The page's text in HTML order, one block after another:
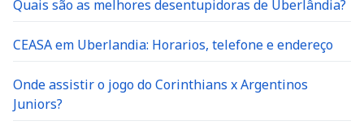
Quais são as melhores desentupidoras de Uberlândia?
CEASA em Uberlandia: Horarios, telefone e endereço
Onde assistir o jogo do Corinthians x Argentinos
Juniors?